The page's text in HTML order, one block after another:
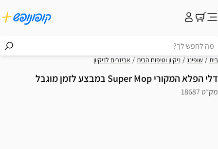
בית שופינג ניקיון וטיפוח הבית אביזרים לניקיון
דלי הפלא המקורי Super Mop במבצע לזמן מוגבל
מק״ט 18687